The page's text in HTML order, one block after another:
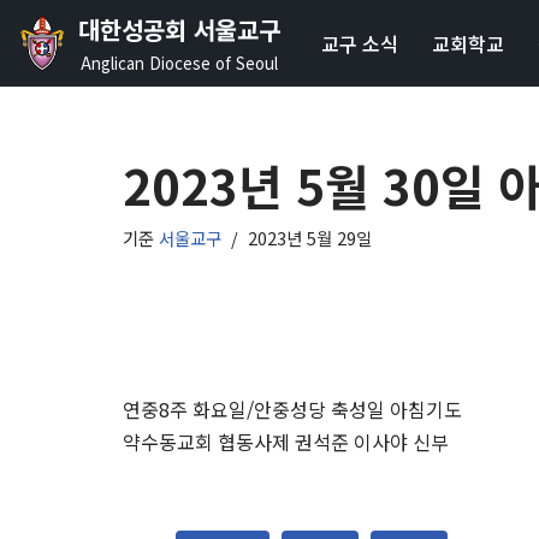
콘
대한성공회 서울교구
Anglican Diocese of Seoul
교구 소식 교회학교
2023년 5월 30일
기준 서울교구 2023년 5월 29일
연중8주 화요일/안중성당 축성일 아침기도
약수동교회 협동사제 권석준 이사야 신부